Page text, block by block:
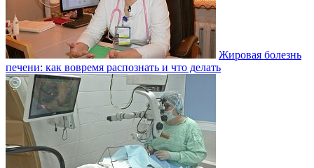
Жировая болезнь
печени: как вовремя распознать и что делать